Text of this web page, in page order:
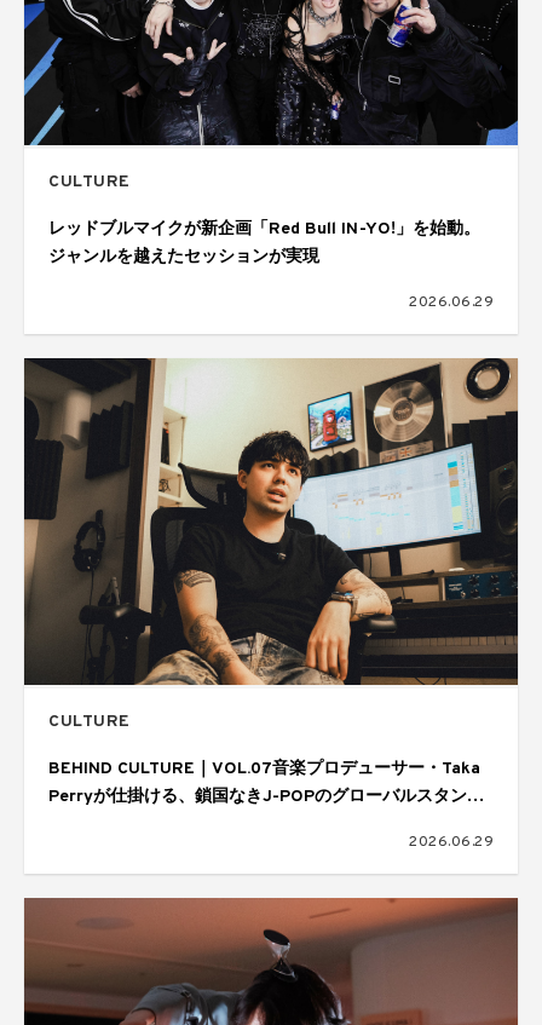
CULTURE
レッドブルマイクが新企画「Red Bull IN-YO!」を始動。
ジャンルを越えたセッションが実現
2026.06.29
CULTURE
BEHIND CULTURE｜VOL.07音楽プロデューサー・Taka
Perryが仕掛ける、鎖国なきJ-POPのグローバルスタンダ
2026.06.29